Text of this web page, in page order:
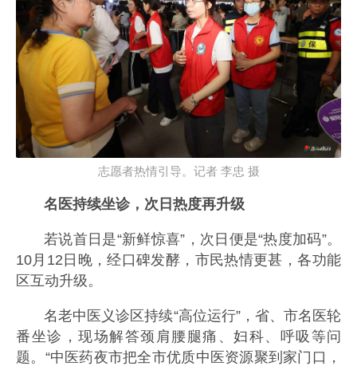
志愿者热情引导。记者 李忠 摄
名医持续坐诊，次日热度再升级
若说首日是“新鲜惊喜”，次日便是“热度加码”。
10月12日晚，经口碑发酵，市民热情更甚，各功能
区互动升级。
名老中医义诊区持续“高位运行”，省、市名医轮
番坐诊，现场解答颈肩腰腿痛、妇科、呼吸等问
题。“中医药夜市把全市优质中医资源聚到家门口，